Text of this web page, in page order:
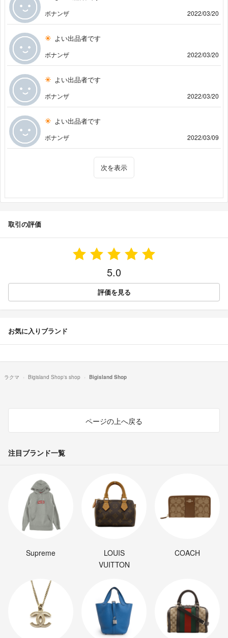
ボナンザ 2022/03/20
よい出品者です
ボナンザ 2022/03/20
よい出品者です
ボナンザ 2022/03/20
よい出品者です
ボナンザ 2022/03/09
次を表示
取引の評価
5.0
評価を見る
お気に入りブランド
ラクマ Bigisland Shop's shop Bigisland Shop
ページの上へ戻る
注目ブランド一覧
Supreme
LOUIS
VUITTON
COACH